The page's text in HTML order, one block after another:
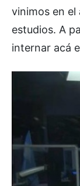
vinimos en el
estudios. A
internar acá